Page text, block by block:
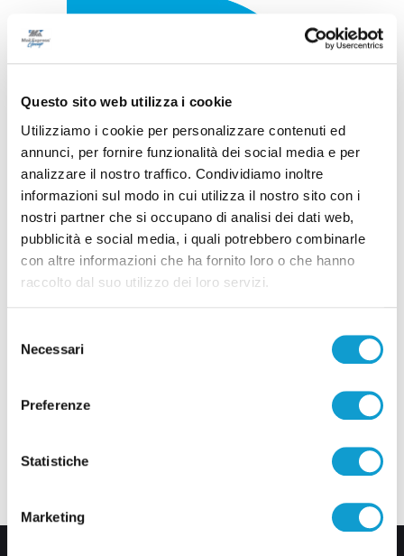
Questo sito web utilizza i cookie
Utilizziamo i cookie per personalizzare contenuti ed
annunci, per fornire funzionalità dei social media e per
analizzare il nostro traffico. Condividiamo inoltre
informazioni sul modo in cui utilizza il nostro sito con i
nostri partner che si occupano di analisi dei dati web,
pubblicità e social media, i quali potrebbero combinarle
con altre informazioni che ha fornito loro o che hanno
raccolto dal suo utilizzo dei loro servizi.
delNecessari
Preferenze
Statistiche
Marketing